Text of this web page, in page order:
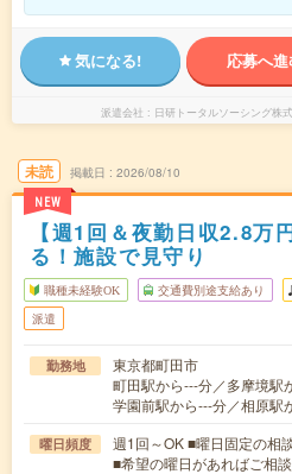
気になる! 応募へ
派遣会社 日研トータルソーシング株
未読
NEW
掲載日 2026/08/10
【週1回＆夜勤日収2.8万
る！施設で見守り
職種未経験OK 交通費別途支給あり
派遣
勤務地
東京都町田市
町田駅から---分／多摩境駅
学園前駅から---分／相原駅
曜日頻度
週1回～OK ■曜日固定の相
■希望の曜日があればご相